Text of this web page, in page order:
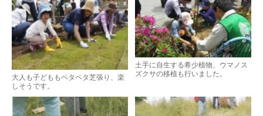
大人も子どももペタペタ芝張り、楽
しそうです。
土手に自生する希少植物、ウマノス
ズクサの移植も行いました。